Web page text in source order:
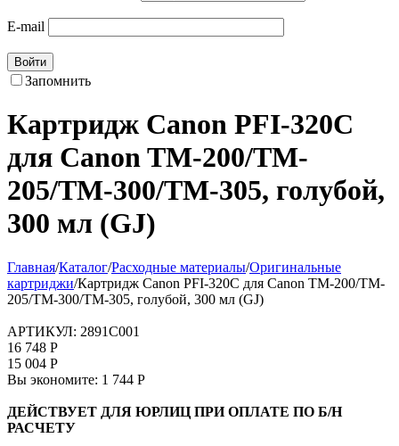
E-mail
Войти
Запомнить
Картридж Canon PFI-320С
для Canon TM-200/TM-
205/TM-300/TM-305, голубой,
300 мл (GJ)
Главная/Каталог/Расходные материалы/Оригинальные
картриджи/Картридж Canon PFI-320С для Canon TM-200/TM-
205/TM-300/TM-305, голубой, 300 мл (GJ)
АРТИКУЛ: 2891C001
16 748 Р
15 004 Р
Вы экономите: 1 744 Р
ДЕЙСТВУЕТ ДЛЯ ЮРЛИЦ ПРИ ОПЛАТЕ ПО Б/Н
РАСЧЕТУ